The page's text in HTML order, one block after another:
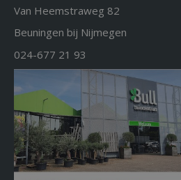
Van Heemstraweg 82
Beuningen bij Nijmegen
024-677 21 93